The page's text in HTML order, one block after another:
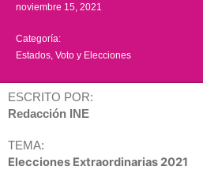
noviembre 15, 2021
Categoría:
Estados Voto y Elecciones
ESCRITO POR:
Redacción INE
TEMA:
Elecciones Extraordinarias 2021